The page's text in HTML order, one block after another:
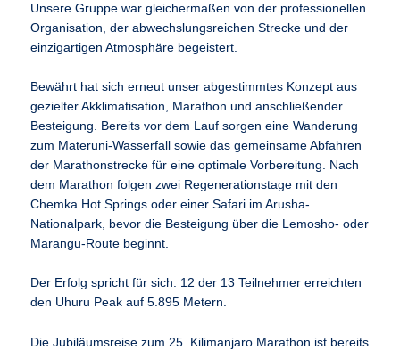
Unsere Gruppe war gleichermaßen von der professionellen
Organisation, der abwechslungsreichen Strecke und der
einzigartigen Atmosphäre begeistert.
Bewährt hat sich erneut unser abgestimmtes Konzept aus
gezielter Akklimatisation, Marathon und anschließender
Besteigung. Bereits vor dem Lauf sorgen eine Wanderung
zum Materuni-Wasserfall sowie das gemeinsame Abfahren
der Marathonstrecke für eine optimale Vorbereitung. Nach
dem Marathon folgen zwei Regenerationstage mit den
Chemka Hot Springs oder einer Safari im Arusha-
Nationalpark, bevor die Besteigung über die Lemosho- oder
Marangu-Route beginnt.
Der Erfolg spricht für sich: 12 der 13 Teilnehmer erreichten
den Uhuru Peak auf 5.895 Metern.
Die Jubiläumsreise zum 25. Kilimanjaro Marathon ist bereits